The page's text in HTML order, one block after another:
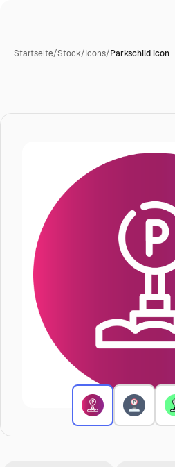
Startseite/Stock/Icons/Parkschild icon